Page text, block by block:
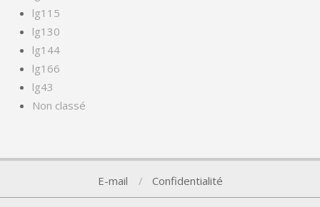
lg115
lg130
lg144
lg166
lg43
Non classé
E-mail Confidentialité